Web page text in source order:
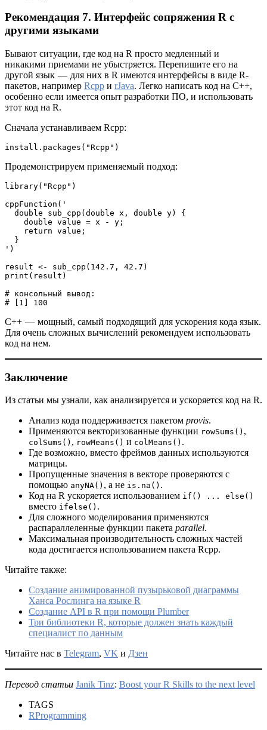
Рекомендация 7. Интерфейс сопряжения R с
другими языками
Бывают ситуации, где код на R просто медленный и
никакими приемами не убыстряется. Перепишите его на
другой язык — для них в R имеются интерфейсы в виде R-
пакетов, например Rcpp и rJava. Легко написать код на C++,
особенно если имеется опыт разработки ПО, и использовать
этот код на R.
Сначала устанавливаем Rcpp:
install.packages("Rcpp")
Продемонстрируем применяемый подход:
library("Rcpp")
cppFunction('
  double sub_cpp(double x, double y) {
    double value = x - y;
    return value;
  }
')
result <- sub_cpp(142.7, 42.7)
print(result)
# консольный вывод:
# [1] 100
C++ — мощный, самый подходящий для ускорения кода язык.
Для очень сложных вычислений рекомендуем использовать
код на нем.
Заключение
Из статьи мы узнали, как анализируется и ускоряется код на R.
Анализ кода поддерживается пакетом provis.
Применяются векторизованные функции rowSums() ,
colSums() , rowMeans() и colMeans() .
Где возможно, вместо фреймов данных используются
матрицы.
Пропущенные значения в векторе проверяются с
помощью anyNA() , а не is.na() .
Код на R ускоряется использованием if() ... else()
вместо ifelse() .
Для сложного моделирования применяются
распараллеленные функции пакета parallel.
Максимальная производительность сложных частей
кода достигается использованием пакета Rcpp.
Читайте также:
Создание анимированной пузырьковой диаграммы
Ханса Рослинга на языке R
Создание API в R при помощи Plumber
Три библиотеки R, которые должен знать каждый
специалист по данным
Читайте нас в Telegram, VK и Дзен
Перевод статьи Janik Tinz: Boost your R Skills to the next level
TAGS
RProgramming